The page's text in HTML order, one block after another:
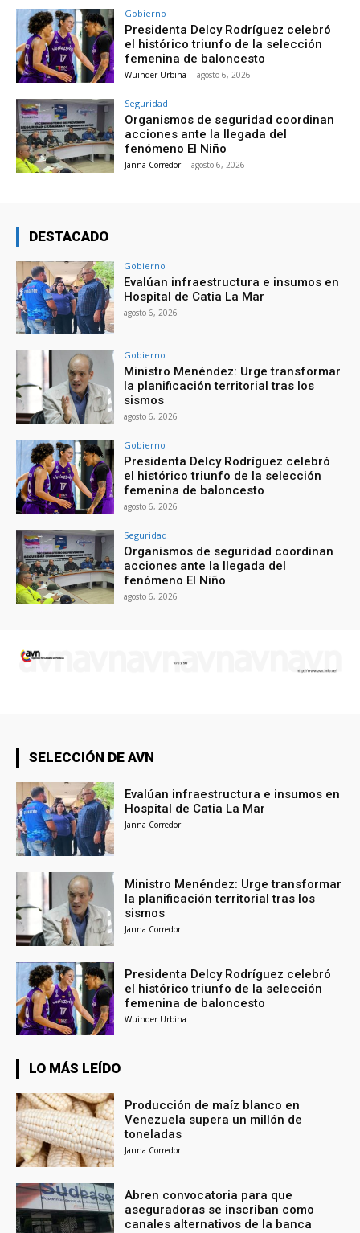
Gobierno
Presidenta Delcy Rodríguez celebró
el histórico triunfo de la selección
femenina de baloncesto
Wuinder Urbina - agosto 6, 2026
Seguridad
Organismos de seguridad coordinan
acciones ante la llegada del
fenómeno El Niño
Janna Corredor - agosto 6, 2026
DESTACADO
Gobierno
Evalúan infraestructura e insumos en
Hospital de Catia La Mar
agosto 6, 2026
Gobierno
Ministro Menéndez: Urge transformar
la planificación territorial tras los
sismos
agosto 6, 2026
Gobierno
Presidenta Delcy Rodríguez celebró
el histórico triunfo de la selección
femenina de baloncesto
agosto 6, 2026
Seguridad
Organismos de seguridad coordinan
acciones ante la llegada del
fenómeno El Niño
agosto 6, 2026
SELECCIÓN DE AVN
Evalúan infraestructura e insumos en
Hospital de Catia La Mar
Janna Corredor
Ministro Menéndez: Urge transformar
la planificación territorial tras los
sismos
Janna Corredor
Presidenta Delcy Rodríguez celebró
el histórico triunfo de la selección
femenina de baloncesto
Wuinder Urbina
LO MÁS LEÍDO
Producción de maíz blanco en
Venezuela supera un millón de
toneladas
Janna Corredor
Abren convocatoria para que
aseguradoras se inscriban como
canales alternativos de la banca